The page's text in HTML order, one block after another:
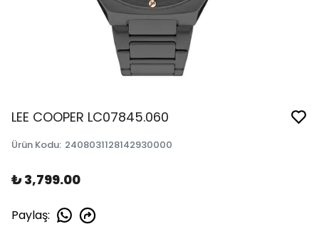
LEE COOPER LC07845.060
Ürün Kodu: 2408031128142930000
₺ 3,799.00
Paylaş: